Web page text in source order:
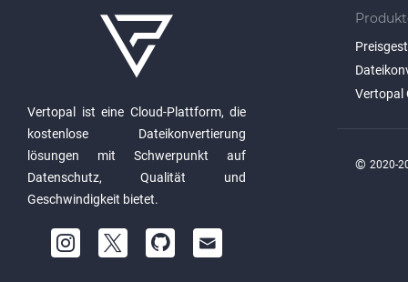
Vertopal ist eine Cloud-Plattform, die
kostenlose Dateikonvertierung
lösungen mit Schwerpunkt auf
Datenschutz, Qualität und
Geschwindigkeit bietet.
Vertopal
© 2020-